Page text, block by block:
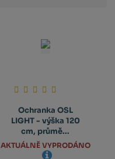
Ochranka OSL
LIGHT - výška 120
cm, průmě...
AKTUÁLNĚ VYPRODÁNO